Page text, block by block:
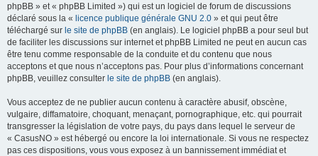
phpBB » et « phpBB Limited ») qui est un logiciel de forum de discussions
déclaré sous la « licence publique générale GNU 2.0 » et qui peut être
téléchargé sur le site de phpBB (en anglais). Le logiciel phpBB a pour seul but
de faciliter les discussions sur internet et phpBB Limited ne peut en aucun cas
être tenu comme responsable de la conduite et du contenu que nous
acceptons et que nous n’acceptons pas. Pour plus d’informations concernant
phpBB, veuillez consulter le site de phpBB (en anglais).
Vous acceptez de ne publier aucun contenu à caractère abusif, obscène,
vulgaire, diffamatoire, choquant, menaçant, pornographique, etc. qui pourrait
transgresser la législation de votre pays, du pays dans lequel le serveur de
« CasusNO » est hébergé ou encore la loi internationale. Si vous ne respectez
pas ces dispositions, vous vous exposez à un bannissement immédiat et